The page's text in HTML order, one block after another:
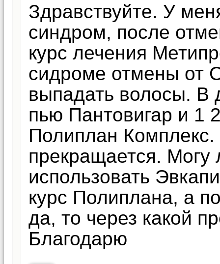
Здравствуйте. У
синдром, после
курс лечения
сидроме отмены от
выпадать волосы. В
пью Пантовигар и 1
Полиплан
прекращается. Могу
использовать
курс Полиплана, а
да, то через какой
Благодарю